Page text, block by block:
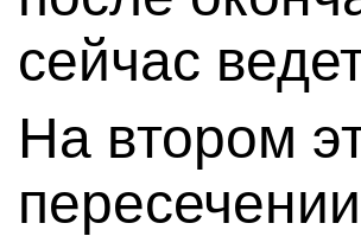
сейчас
На втором